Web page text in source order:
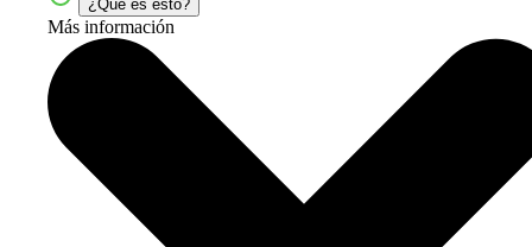
¿Qué es esto?
Más información